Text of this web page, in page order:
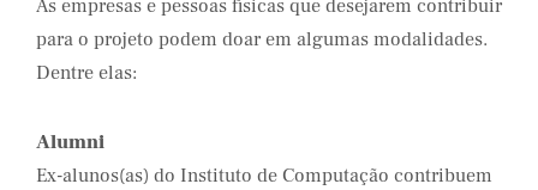
As empresas e pessoas físicas que desejarem contribuir
para o projeto podem doar em algumas modalidades.
Dentre elas:
Alumni
Ex-alunos(as) do Instituto de Computação contribuem